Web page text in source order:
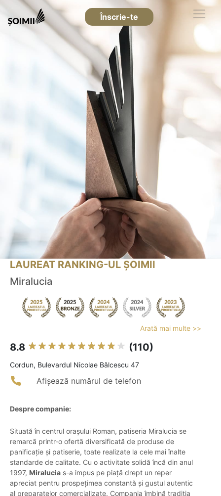
Înscrie-te
LAUREAT RANKING-UL ȘOIMII
Miralucia
Arată mai multe >>
8.8 (110)
Cordun, Bulevardul Nicolae Bălcescu 47
Afișează numărul de telefon
Despre companie:
Situată în centrul orașului Roman, patiseria Miralucia se
remarcă printr-o ofertă diversificată de produse de
panificație și patiserie, toate realizate la cele mai înalte
standarde de calitate. Cu o activitate solidă încă din anul
1997, Miralucia s-a impus pe piață drept un reper
apreciat pentru prospețimea constantă și gustul autentic
al preparatelor comercializate. Compania îmbină tradiția